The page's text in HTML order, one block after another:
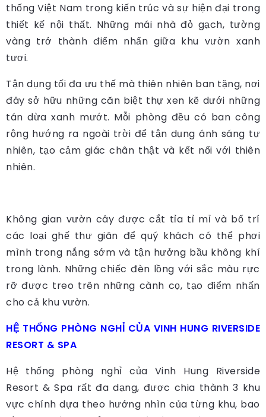
thống Việt Nam trong kiến trúc và sự hiện đại trong
thiết kế nội thất. Những mái nhà đỏ gạch, tường
vàng trở thành điểm nhấn giữa khu vườn xanh
tươi.
Tận dụng tối đa ưu thế mà thiên nhiên ban tặng, nơi
đây sở hữu những căn biệt thự xen kẽ dưới những
tán dừa xanh mướt. Mỗi phòng đều có ban công
rộng hướng ra ngoài trời để tận dụng ánh sáng tự
nhiên, tạo cảm giác chân thật và kết nối với thiên
nhiên.
Không gian vườn cây được cắt tỉa tỉ mỉ và bố trí
các loại ghế thư giãn để quý khách có thể phơi
mình trong nắng sớm và tận hưởng bầu không khí
trong lành. Những chiếc đèn lồng với sắc màu rực
rỡ được treo trên những cành cọ, tạo điểm nhấn
cho cả khu vườn.
HỆ THỐNG PHÒNG NGHỈ CỦA VINH HUNG RIVERSIDE
RESORT & SPA
Hệ thống phòng nghỉ của Vinh Hung Riverside
Resort & Spa rất đa dạng, được chia thành 3 khu
vực chính dựa theo hướng nhìn của từng khu, bao